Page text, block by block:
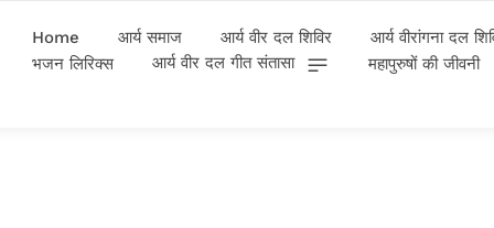
Home आर्य समाज आर्य वीर दल शिविर
आर्य वीरांगना दल
भजन लिरिक्स
आर्य वीर दल गीत संतासा महापुरुषों की जीवनी